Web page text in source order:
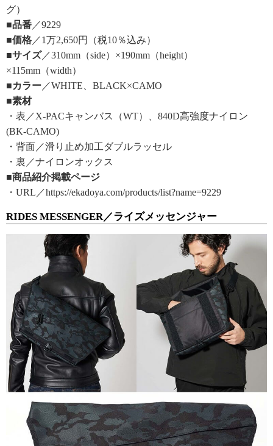
グ）
■品番 ／9229
■価格 ／1万2,650円（税10％込み）
■サイズ／310mm（side）×190mm（height）
×115mm（width）
■カラー ／WHITE、BLACK×CAMO
■素材
・表／X-PACキャンバス（WT）、840D高強度ナイロン
(BK-CAMO)
・背面／滑り止め加工ダブルラッセル
・裏／ナイロンオックス
■商品紹介掲載ページ
・URL／https://ekadoya.com/products/list?name=9229
RIDES MESSENGER／ライズメッセンジャー